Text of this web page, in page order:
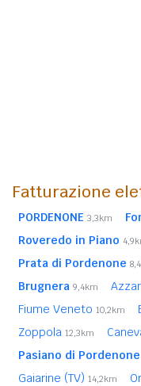
Fatturazione
PORDENONE 3,3km
Roveredo in Piano
Prata di Pordenone
Brugnera 9,4km
Fiume Veneto 10,2km
Zoppola 12,3km
Pasiano di Pordenone
Gaiarine (TV) 14,2km